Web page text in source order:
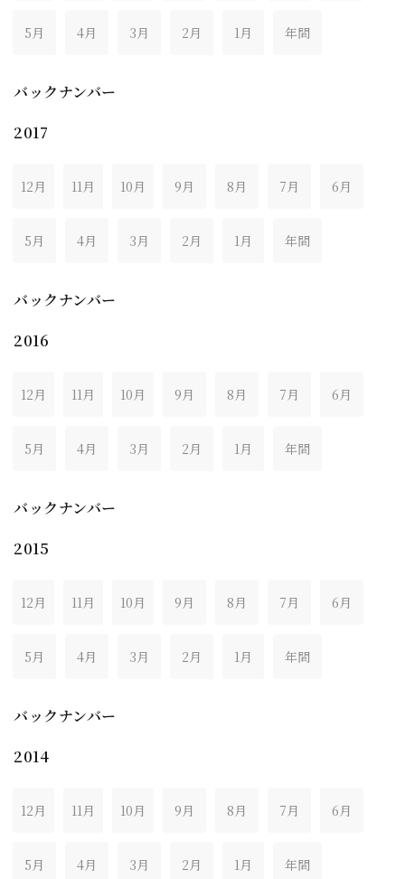
5月 4月 3月 2月 1月 年間
バックナンバー
2017
12月 11月 10月 9月 8月 7月 6月
5月 4月 3月 2月 1月 年間
バックナンバー
2016
12月 11月 10月 9月 8月 7月 6月
5月 4月 3月 2月 1月 年間
バックナンバー
2015
12月 11月 10月 9月 8月 7月 6月
5月 4月 3月 2月 1月 年間
バックナンバー
2014
12月 11月 10月 9月 8月 7月 6月
5月 4月 3月 2月 1月 年間